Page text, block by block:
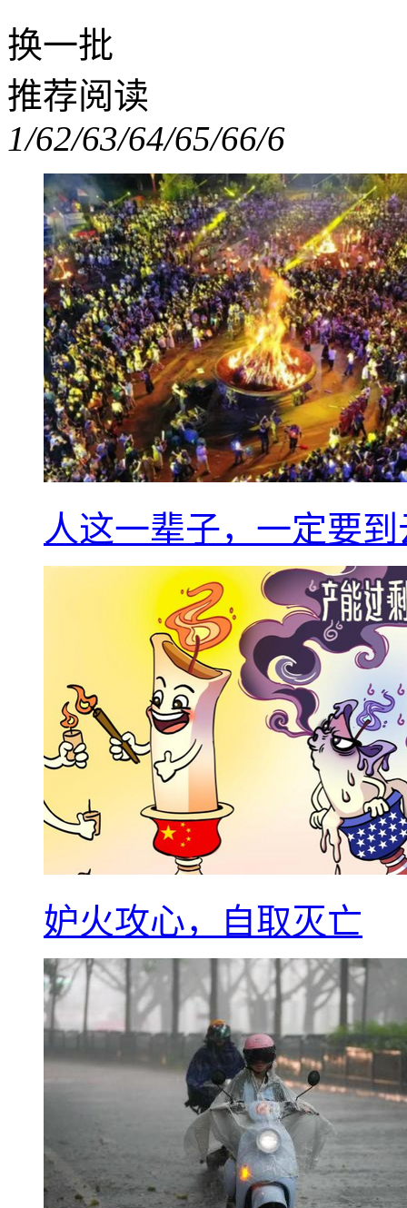
换一批
推荐阅读
1/62/63/64/65/66/6
人这一辈子，一定要
妒火攻心，自取灭亡